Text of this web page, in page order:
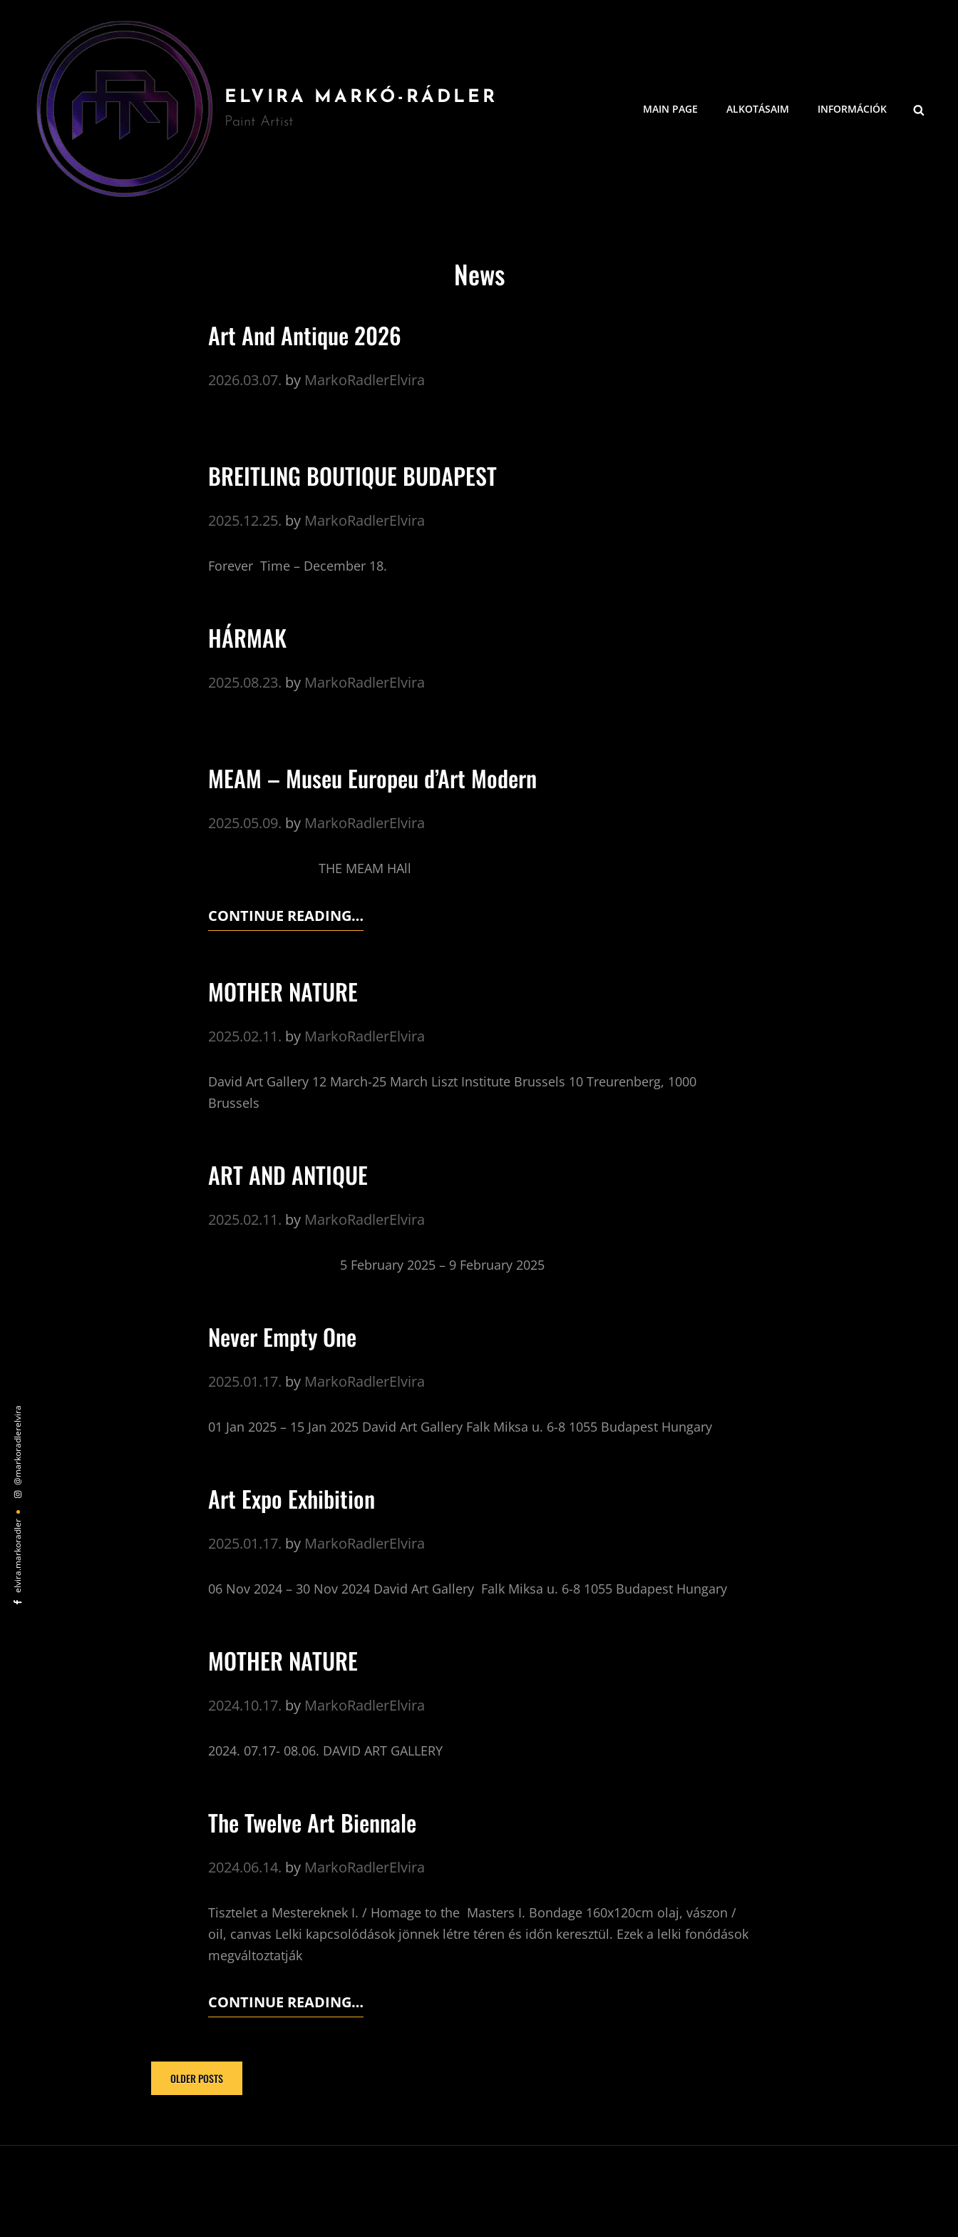
ELVIRA MARKÓ-RÁDLER
Paint Artist
MAIN PAGE ALKOTÁSAIM INFORMÁCIÓK
elvira.markoradler
@markoradlerelvira
News
Art And Antique 2026
2026.03.07. by MarkoRadlerElvira
BREITLING BOUTIQUE BUDAPEST
2025.12.25. by MarkoRadlerElvira
Forever Time – December 18.
HÁRMAK
2025.08.23. by MarkoRadlerElvira
MEAM – Museu Europeu d’Art Modern
2025.05.09. by MarkoRadlerElvira
THE MEAM HAll
CONTINUE READING…
MOTHER NATURE
2025.02.11. by MarkoRadlerElvira
David Art Gallery 12 March-25 March Liszt Institute Brussels 10 Treurenberg, 1000
Brussels
ART AND ANTIQUE
2025.02.11. by MarkoRadlerElvira
5 February 2025 – 9 February 2025
Never Empty One
2025.01.17. by MarkoRadlerElvira
01 Jan 2025 – 15 Jan 2025 David Art Gallery Falk Miksa u. 6-8 1055 Budapest Hungary
Art Expo Exhibition
2025.01.17. by MarkoRadlerElvira
06 Nov 2024 – 30 Nov 2024 David Art Gallery Falk Miksa u. 6-8 1055 Budapest Hungary
MOTHER NATURE
2024.10.17. by MarkoRadlerElvira
2024. 07.17- 08.06. DAVID ART GALLERY
The Twelve Art Biennale
2024.06.14. by MarkoRadlerElvira
Tisztelet a Mestereknek I. / Homage to the Masters I. Bondage 160x120cm olaj, vászon /
oil, canvas Lelki kapcsolódások jönnek létre téren és időn keresztül. Ezek a lelki fonódások
megváltoztatják
CONTINUE READING…
OLDER POSTS